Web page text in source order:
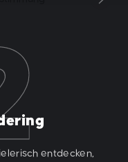
entdecken,